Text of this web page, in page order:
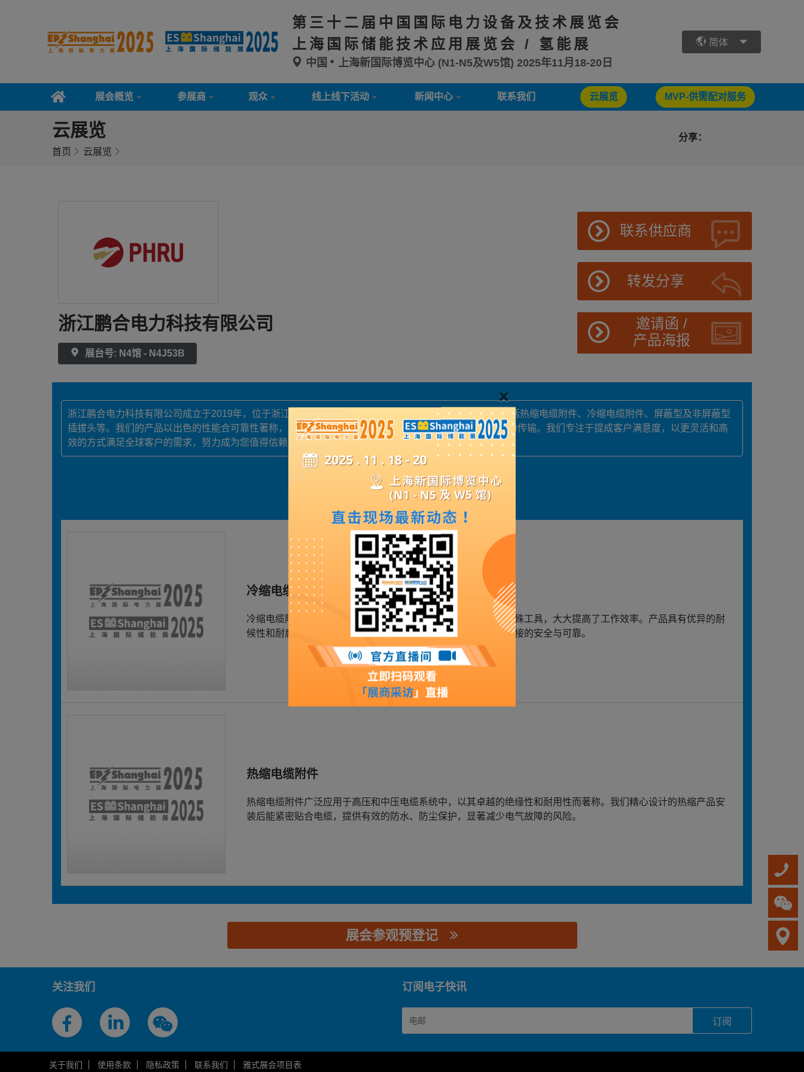
第三十二届中国国际电力设备及技术展览会
上海国际储能技术应用展览会 / 氢能展
中国 上海新国际博览中心 (N1-N5及W5馆) 2025年11月18-20日
简体
展会概览 参展商 观众 线上线下活动 新闻中心 联系我们 云展览 MVP-供需配对服务
云展览
首页 云展览
分享：
浙江鹏合电力科技有限公司
展台号: N4馆 - N4J53B
联系供应商
转发分享
邀请函 /
产品海报
浙江鹏合电力科技有限公司成立于2019年，位于浙江温州市。我们致力于提供高质量的电缆附件产品，包括热缩电缆附件、冷缩电缆附件、屏蔽型及非屏蔽型
插拔头等。我们的产品以出色的性能合可靠性著称，适用于各种电压等级的电力系统，确保稳定高效的电力传输。我们专注于提成客户满意度，以更灵活和高
效的方式满足全球客户的需求，努力成为您值得信赖的长期合作伙伴。
展品详情
冷缩电缆附件
冷缩电缆附件采用最新的冷缩技术，安装方便，无需加热或者特殊工具，大大提高了工作效率。产品具有优异的耐
候性和耐腐蚀性，能够在各种恶劣环境下长期使用，确保电缆连接的安全与可靠。
热缩电缆附件
热缩电缆附件广泛应用于高压和中压电缆系统中，以其卓越的绝缘性和耐用性而著称。我们精心设计的热缩产品安
装后能紧密贴合电缆，提供有效的防水、防尘保护，显著减少电气故障的风险。
展会参观预登记
关注我们 订阅电子快讯
订阅
关于我们 使用条款 隐私政策 联系我们 雅式展会项目表